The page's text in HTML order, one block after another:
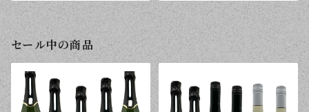
セール中の商品